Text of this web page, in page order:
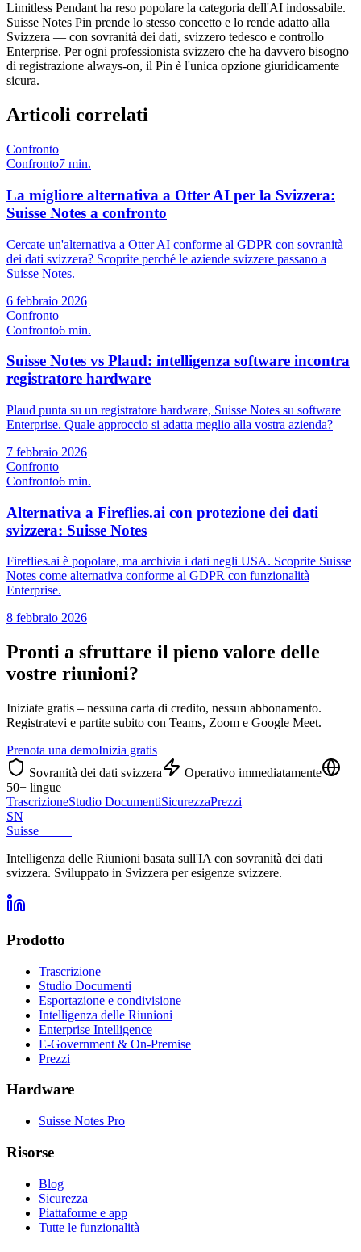
Limitless Pendant ha reso popolare la categoria dell'AI indossabile.
Suisse Notes Pin prende lo stesso concetto e lo rende adatto alla
Svizzera — con sovranità dei dati, svizzero tedesco e controllo
Enterprise. Per ogni professionista svizzero che ha davvero bisogno
di registrazione always-on, il Pin è l'unica opzione giuridicamente
sicura.
Articoli correlati
Confronto
Confronto7 min.
La migliore alternativa a Otter AI per la Svizzera:
Suisse Notes a confronto
Cercate un'alternativa a Otter AI conforme al GDPR con sovranità
dei dati svizzera? Scoprite perché le aziende svizzere passano a
Suisse Notes.
6 febbraio 2026
Confronto
Confronto6 min.
Suisse Notes vs Plaud: intelligenza software incontra
registratore hardware
Plaud punta su un registratore hardware, Suisse Notes su software
Enterprise. Quale approccio si adatta meglio alla vostra azienda?
7 febbraio 2026
Confronto
Confronto6 min.
Alternativa a Fireflies.ai con protezione dei dati
svizzera: Suisse Notes
Fireflies.ai è popolare, ma archivia i dati negli USA. Scoprite Suisse
Notes come alternativa conforme al GDPR con funzionalità
Enterprise.
8 febbraio 2026
Pronti a sfruttare il pieno valore delle
vostre riunioni?
Iniziate gratis – nessuna carta di credito, nessun abbonamento.
Registratevi e partite subito con Teams, Zoom e Google Meet.
Prenota una demoInizia gratis
Sovranità dei dati svizzera
Operativo immediatamente
50+ lingue
TrascrizioneStudio DocumentiSicurezzaPrezzi
SN
Suisse
Intelligenza delle Riunioni basata sull'IA con sovranità dei dati
svizzera. Sviluppato in Svizzera per esigenze svizzere.
Prodotto
Trascrizione
Studio Documenti
Esportazione e condivisione
Intelligenza delle Riunioni
Enterprise Intelligence
E-Government & On-Premise
Prezzi
Hardware
Suisse Notes Pro
Risorse
Blog
Sicurezza
Piattaforme e app
Tutte le funzionalità